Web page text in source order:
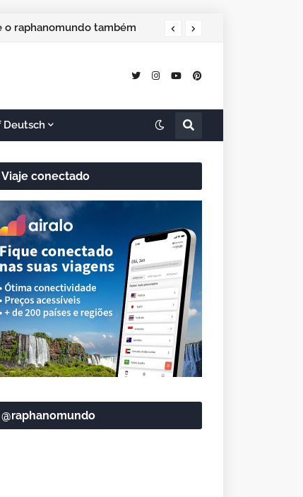
o raphanomundo também
de Natal
Deutsch
Viaje conectado
@raphanomundo